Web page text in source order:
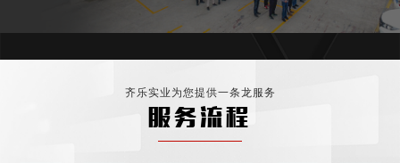
齐乐实业为您提供一条龙服务
服务流程